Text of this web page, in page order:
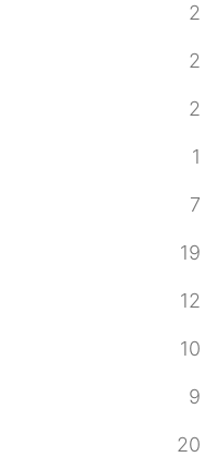
2
2
2
1
7
19
12
10
9
20